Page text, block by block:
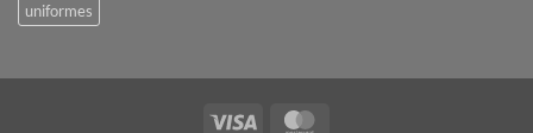
uniformes
Visa